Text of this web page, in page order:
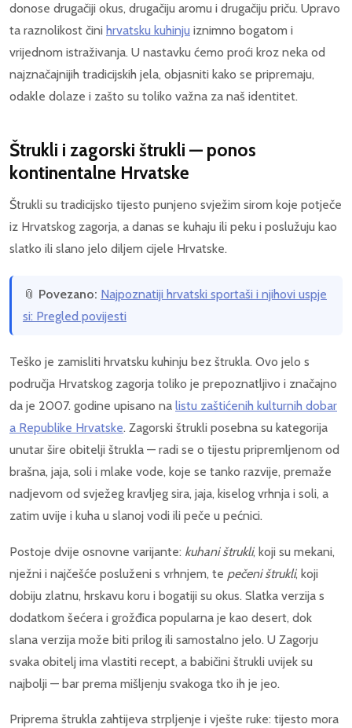
donose drugačiji okus, drugačiju aromu i drugačiju priču. Upravo
ta raznolikost čini hrvatsku kuhinju iznimno bogatom i
vrijednom istraživanja. U nastavku ćemo proći kroz neka od
najznačajnijih tradicijskih jela, objasniti kako se pripremaju,
odakle dolaze i zašto su toliko važna za naš identitet.
Štrukli i zagorski štrukli — ponos
kontinentalne Hrvatske
Štrukli su tradicijsko tijesto punjeno svježim sirom koje potječe
iz Hrvatskog zagorja, a danas se kuhaju ili peku i poslužuju kao
slatko ili slano jelo diljem cijele Hrvatske.
📎 Povezano: Najpoznatiji hrvatski sportaši i njihovi uspje
si: Pregled povijesti
Teško je zamisliti hrvatsku kuhinju bez štrukla. Ovo jelo s
područja Hrvatskog zagorja toliko je prepoznatljivo i značajno
da je 2007. godine upisano na listu zaštićenih kulturnih dobar
a Republike Hrvatske. Zagorski štrukli posebna su kategorija
unutar šire obitelji štrukla — radi se o tijestu pripremljenom od
brašna, jaja, soli i mlake vode, koje se tanko razvije, premaže
nadjevom od svježeg kravljeg sira, jaja, kiselog vrhnja i soli, a
zatim uvije i kuha u slanoj vodi ili peče u pećnici.
Postoje dvije osnovne varijante: kuhani štrukli, koji su mekani,
nježni i najčešće posluženi s vrhnjem, te pečeni štrukli, koji
dobiju zlatnu, hrskavu koru i bogatiji su okus. Slatka verzija s
dodatkom šećera i grožđica popularna je kao desert, dok
slana verzija može biti prilog ili samostalno jelo. U Zagorju
svaka obitelj ima vlastiti recept, a babičini štrukli uvijek su
najbolji — bar prema mišljenju svakoga tko ih je jeo.
Priprema štrukla zahtijeva strpljenje i vješte ruke: tijesto mora